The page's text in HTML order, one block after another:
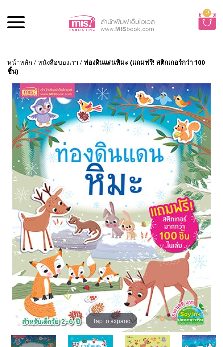
0
หน้าหลัก /หนังสือของเรา /ท่องดินแดนหิมะ (แถมฟรี! สติกเกอร์กว่า 100
ชิ้น)
Tap to expand